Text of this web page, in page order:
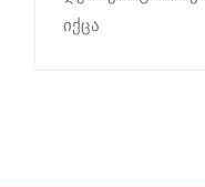
იქცა